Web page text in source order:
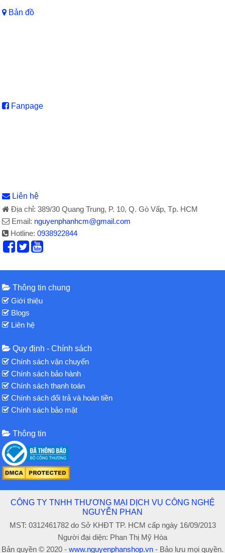
Bản đồ
Fanpage
Liên hệ
Địa chỉ: 389/30 Quang Trung, P. 10, Q. Gò Vấp, Tp. HCM
Email: nguyenphanhcm@gmail.com
Hotline:0938922844
Thông tin chung
Giới thiệu
Blogs
Liên hệ
Quy định - Chính sách
Chính sách vận chuyển
Chính sách bảo hành
Chính sách thanh toán
Chính sách đổi trả và hoàn tiền
Chính sách bảo mật
Thông tin
CÔNG TY TNHH THƯƠNG MẠI DỊCH VỤ CÔNG NGHỆ
NGUYỄN PHAN
MST: 0312461782 do Sở KHĐT TP. HCM cấp ngày 16/09/2013
Người đại diện: Phan Thị Mỹ Hòa
Bản quyền © 2020 - www.nguyenphanshop.vn - Bảo lưu mọi quyền.